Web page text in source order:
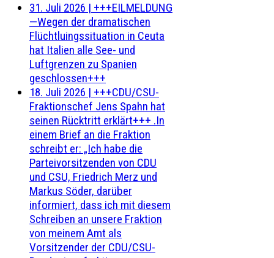
31. Juli 2026 | +++EILMELDUNG
—Wegen der dramatischen
Flüchtluingssituation in Ceuta
hat Italien alle See- und
Luftgrenzen zu Spanien
geschlossen+++
18. Juli 2026 | +++CDU/CSU-
Fraktionschef Jens Spahn hat
seinen Rücktritt erklärt+++ .In
einem Brief an die Fraktion
schreibt er: „Ich habe die
Parteivorsitzenden von CDU
und CSU, Friedrich Merz und
Markus Söder, darüber
informiert, dass ich mit diesem
Schreiben an unsere Fraktion
von meinem Amt als
Vorsitzender der CDU/CSU-